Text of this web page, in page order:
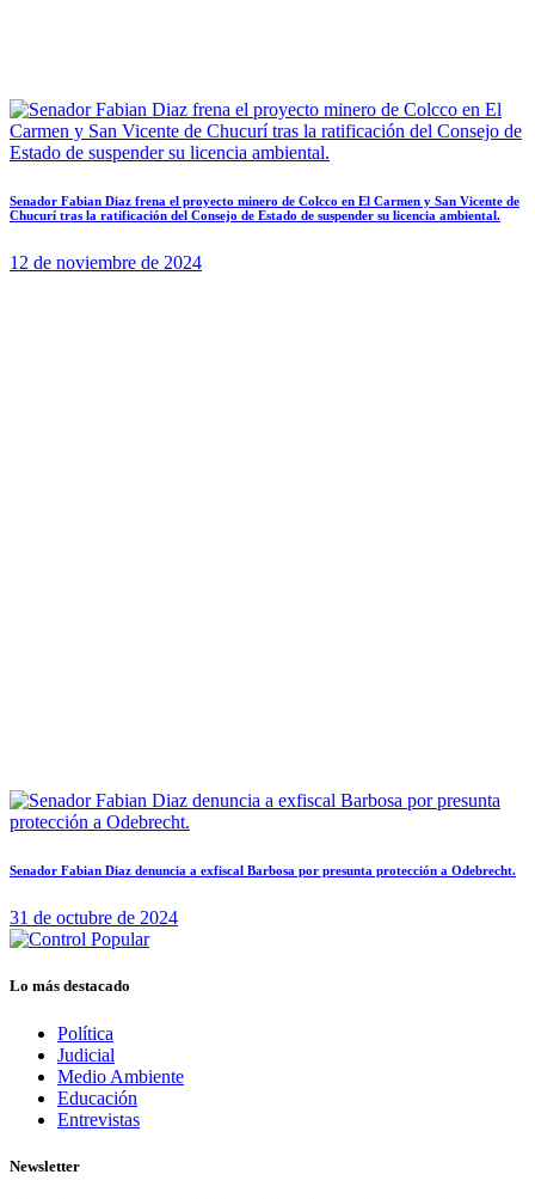
Senador Fabian Diaz frena el proyecto minero de Colcco en El Carmen y San Vicente de
Chucurí tras la ratificación del Consejo de Estado de suspender su licencia ambiental.
12 de noviembre de 2024
Senador Fabian Diaz denuncia a exfiscal Barbosa por presunta protección a Odebrecht.
31 de octubre de 2024
Lo más destacado
Política
Judicial
Medio Ambiente
Educación
Entrevistas
Newsletter